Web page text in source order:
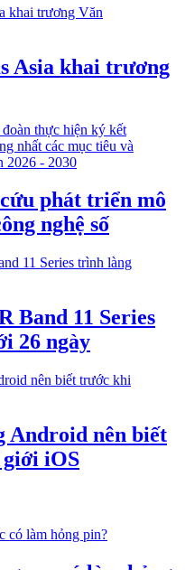
Asia khai trương
phát triển mô
nghệ số
Band 11 Series
26 ngày
Android nên biết
iOS